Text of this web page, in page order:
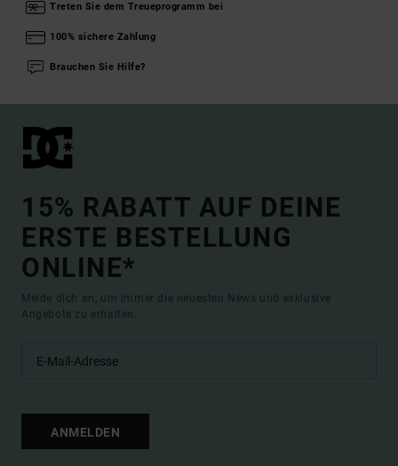
Treten Sie dem Treueprogramm bei
100% sichere Zahlung
Brauchen Sie Hilfe?
15% RABATT AUF DEINE
ERSTE BESTELLUNG
ONLINE*
Melde dich an, um immer die neuesten News und exklusive
Angebote zu erhalten.
ANMELDEN